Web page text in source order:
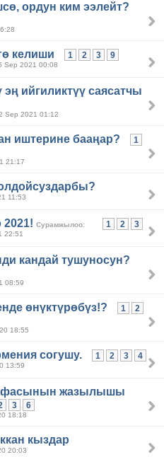
ордун ким ээлейт?
келиши 1 2 3 9
Sep 2021 00:08
ийгиликтүү саясатчы
Sep 2021 01:12
иштерине бааңар?
1
21:17
11:53
2021! Сурамжылоо: 1 2 3
22:51
кандай тушуносун?
08:59
өнүктүрөбүз!? 1
2
18:55
согушу. 1 2 3 4
13:59
жазылышы
3 6
18:18
кыздар
20:03